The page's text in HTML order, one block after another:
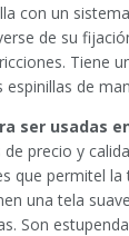
con un
de su
Tiene
de
ser usadas
precio y
que permitel la
una tela
Son